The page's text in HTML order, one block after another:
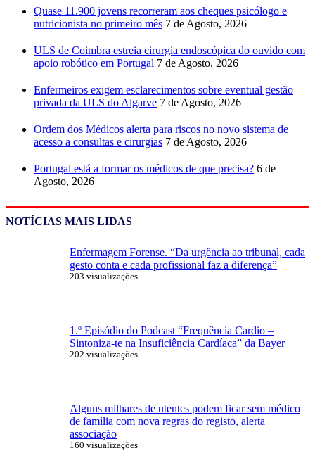
Quase 11.900 jovens recorreram aos cheques psicólogo e
nutricionista no primeiro mês 7 de Agosto, 2026
ULS de Coimbra estreia cirurgia endoscópica do ouvido com
apoio robótico em Portugal 7 de Agosto, 2026
Enfermeiros exigem esclarecimentos sobre eventual gestão
privada da ULS do Algarve 7 de Agosto, 2026
Ordem dos Médicos alerta para riscos no novo sistema de
acesso a consultas e cirurgias 7 de Agosto, 2026
Portugal está a formar os médicos de que precisa? 6 de
Agosto, 2026
NOTÍCIAS MAIS LIDAS
Enfermagem Forense. “Da urgência ao tribunal, cada
gesto conta e cada profissional faz a diferença”
203 visualizações
1.º Episódio do Podcast “Frequência Cardio –
Sintoniza-te na Insuficiência Cardíaca” da Bayer
202 visualizações
Alguns milhares de utentes podem ficar sem médico
de família com nova regras do registo, alerta
associação
160 visualizações